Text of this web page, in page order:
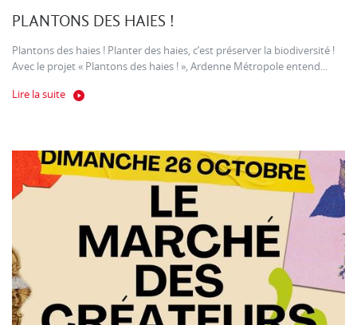
PLANTONS DES HAIES !
Plantons des haies ! Planter des haies, c’est préserver la biodiversité !
Avec le projet « Plantons des haies ! », Ardenne Métropole entend...
Lire la suite